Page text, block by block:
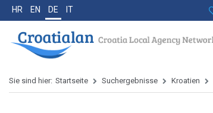
HR EN DE IT
Sie sind hier: Startseite Suchergebnisse Kroatien